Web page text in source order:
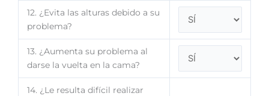
12. ¿Evita las alturas debido a su
problema?
13. ¿Aumenta su problema al
darse la vuelta en la cama?
14. ¿Le resulta difícil realizar